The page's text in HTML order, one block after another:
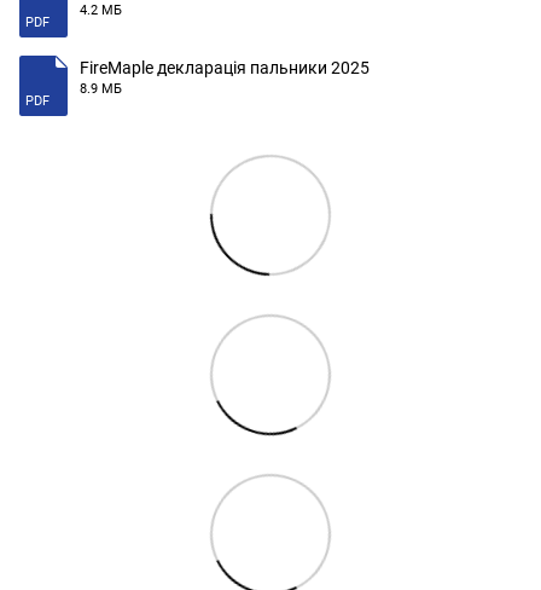
PDF
4.2 МБ
PDF
FireMaple декларація пальники 2025
8.9 МБ